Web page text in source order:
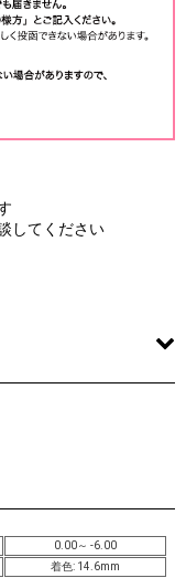
してください
0.00～ -6.00
着色: 14.6mm